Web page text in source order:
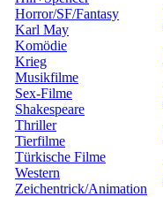
Horror/SF/Fantasy
Karl May
Komödie
Krieg
Musikfilme
Sex-Filme
Shakespeare
Thriller
Tierfilme
Türkische Filme
Western
Zeichentrick/Animation